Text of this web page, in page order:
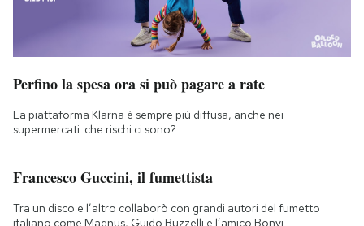
Perfino la spesa ora si può pagare a rate
La piattaforma Klarna è sempre più diffusa, anche nei
supermercati: che rischi ci sono?
Francesco Guccini, il fumettista
Tra un disco e l’altro collaborò con grandi autori del fumetto
italiano come Magnus, Guido Buzzelli e l’amico Bonvi